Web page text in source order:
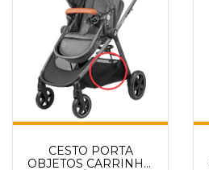
CESTO PORTA
OBJETOS CARRINHO